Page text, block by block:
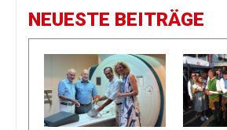
NEUESTE BEITRÄGE